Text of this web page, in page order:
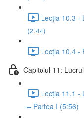
Lecția 10.3 -
(2:44)
Lecția 10.4 -
Capitolul 11:
Lecția 11.1 -
– Partea I (5:56)